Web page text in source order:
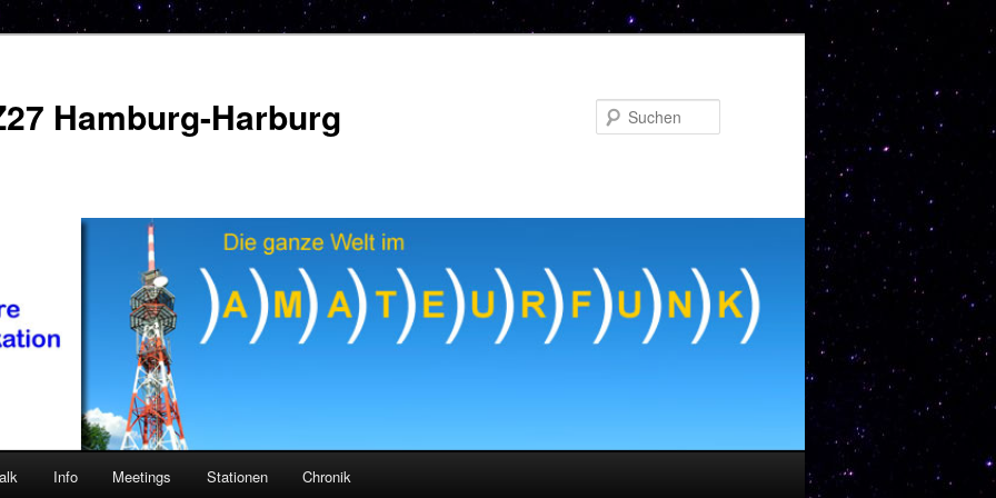
Hamburg-Harburg
Info Meetings Stationen Chronik